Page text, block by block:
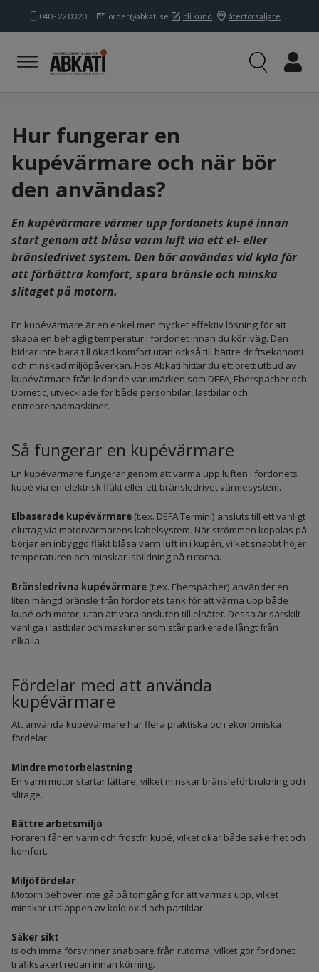
040 - 22 00 20 order@abkati.se bli kund återförsäljare
Produkter
Kampanjer
Kundservice & Kontakt
Om oss
Öppettider:
Mån-tors:8.15-16.30 Fre:8.15-
Hur fungerar en
kupévärmare och när bör
den användas?
En kupévärmare värmer upp fordonets kupé innan
start genom att blåsa varm luft via ett el- eller
bränsledrivet system. Den bör användas vid kyla för
att förbättra komfort, spara bränsle och minska
slitaget på motorn.
En kupévärmare är en enkel men mycket effektiv lösning för att
skapa en behaglig temperatur i fordonet innan du kör iväg. Den
bidrar inte bara till ökad komfort utan också till bättre driftsekonomi
och minskad miljöpåverkan. Hos Abkati hittar du ett brett utbud av
kupévärmare från ledande varumärken som DEFA, Eberspächer och
Dometic, utvecklade för både personbilar, lastbilar och
entreprenadmaskiner.
Så fungerar en kupévärmare
En kupévärmare fungerar genom att värma upp luften i fordonets
kupé via en elektrisk fläkt eller ett bränsledrivet värmesystem.
Elbaserade kupévärmare(t.ex. DEFA Termini) ansluts till ett vanligt
eluttag via motorvärmarens kabelsystem. När strömmen kopplas på
börjar en inbyggd fläkt blåsa varm luft in i kupén, vilket snabbt höjer
temperaturen och minskar isbildning på rutorna.
Bränsledrivna kupévärmare(t.ex. Eberspächer) använder en
liten mängd bränsle från fordonets tank för att värma upp både
kupé och motor, utan att vara ansluten till elnätet. Dessa är särskilt
vanliga i lastbilar och maskiner som står parkerade långt från
elkälla.
Fördelar med att använda
kupévärmare
Att använda kupévärmare har flera praktiska och ekonomiska
fördelar:
Mindre motorbelastning
En varm motor startar lättare, vilket minskar bränsleförbrukning och
slitage.
Bättre arbetsmiljö
Föraren får en varm och frostfri kupé, vilket ökar både säkerhet och
komfort.
Miljöfördelar
Motorn behöver inte gå på tomgång för att värmas upp, vilket
minskar utsläppen av koldioxid och partiklar.
Säker sikt
Is och imma försvinner snabbare från rutorna, vilket gör fordonet
trafiksäkert redan innan körning.